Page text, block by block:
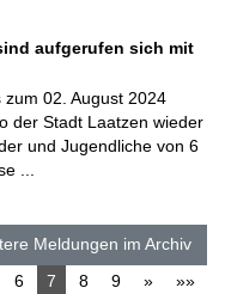
aufgerufen sich mit
02. August 2024
der Stadt Laatzen wieder
und Jugendliche von 6
...
Meldungen im Archiv
6 7 8 9 » »»